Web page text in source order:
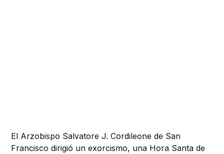
El Arzobispo Salvatore J. Cordileone de San
Francisco dirigió un exorcismo, una Hora Santa de